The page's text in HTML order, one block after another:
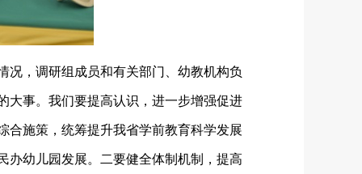
况，调研组成员和有关部门、幼教机构负
大事。我们要提高认识，进一步增强促进
合施策，统筹提升我省学前教育科学发展
办幼儿园发展。二要健全体制机制，提高